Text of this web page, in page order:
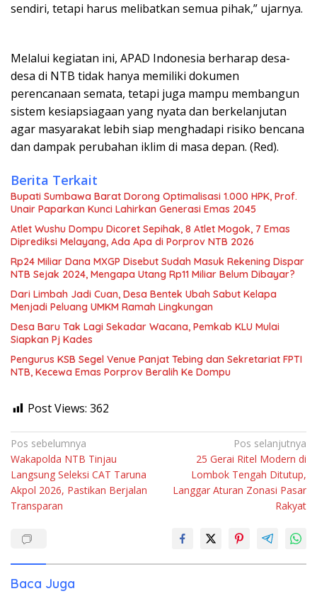
sendiri, tetapi harus melibatkan semua pihak,” ujarnya.
Melalui kegiatan ini, APAD Indonesia berharap desa-
desa di NTB tidak hanya memiliki dokumen
perencanaan semata, tetapi juga mampu membangun
sistem kesiapsiagaan yang nyata dan berkelanjutan
agar masyarakat lebih siap menghadapi risiko bencana
dan dampak perubahan iklim di masa depan. (Red).
Berita Terkait
Bupati Sumbawa Barat Dorong Optimalisasi 1.000 HPK, Prof.
Unair Paparkan Kunci Lahirkan Generasi Emas 2045
Atlet Wushu Dompu Dicoret Sepihak, 8 Atlet Mogok, 7 Emas
Diprediksi Melayang, Ada Apa di Porprov NTB 2026
Rp24 Miliar Dana MXGP Disebut Sudah Masuk Rekening Dispar
NTB Sejak 2024, Mengapa Utang Rp11 Miliar Belum Dibayar?
Dari Limbah Jadi Cuan, Desa Bentek Ubah Sabut Kelapa
Menjadi Peluang UMKM Ramah Lingkungan
Desa Baru Tak Lagi Sekadar Wacana, Pemkab KLU Mulai
Siapkan Pj Kades
Pengurus KSB Segel Venue Panjat Tebing dan Sekretariat FPTI
NTB, Kecewa Emas Porprov Beralih Ke Dompu
Post Views: 362
Navigasi
pos
Pos sebelumnya
Wakapolda NTB Tinjau
Langsung Seleksi CAT Taruna
Akpol 2026, Pastikan Berjalan
Transparan
Pos selanjutnya
25 Gerai Ritel Modern di
Lombok Tengah Ditutup,
Langgar Aturan Zonasi Pasar
Rakyat
Baca Juga